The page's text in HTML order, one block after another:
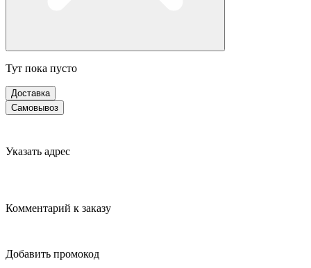
Тут пока пусто
Доставка
Самовывоз
Указать адрес
Комментарий к заказу
Добавить промокод